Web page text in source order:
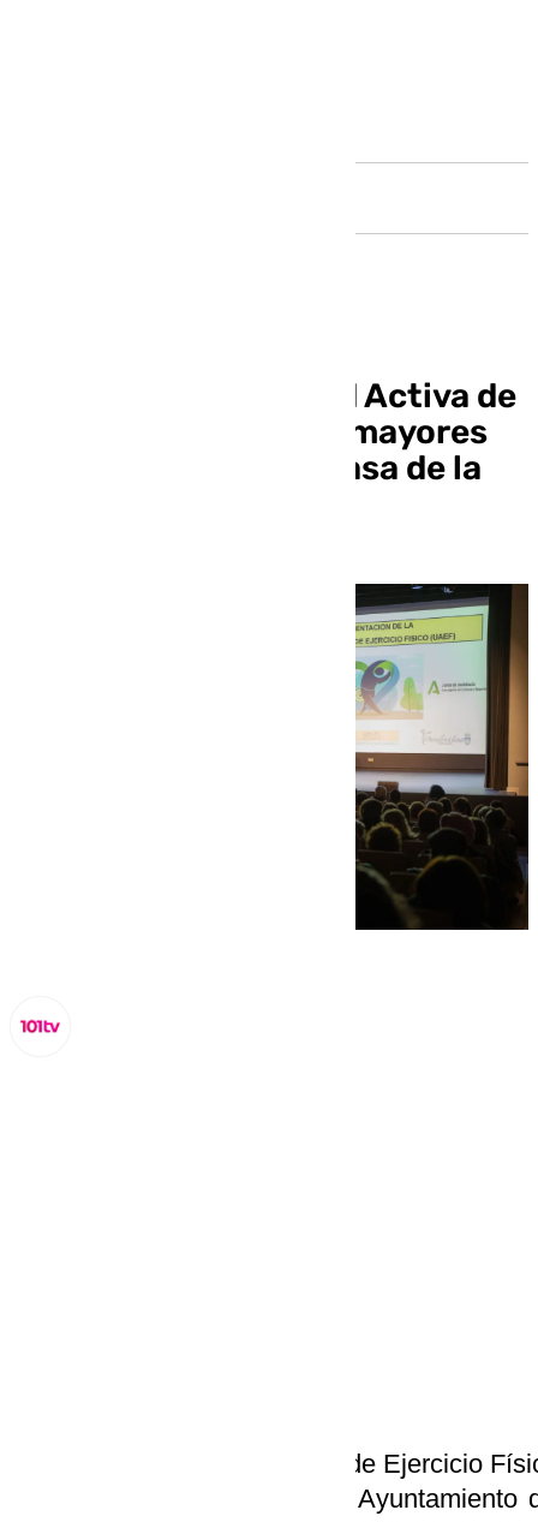
Presentada la Unidad Activa de
Ejercicio Físico a los mayores
del municipio en la Casa de la
Presentada la Unidad Activa de Ejercicio
en la Casa de la Cultura. El Ayuntamiento